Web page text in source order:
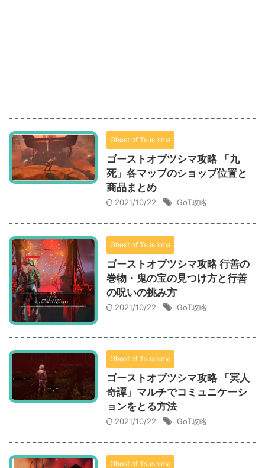
Ghost of Tsushima
ゴーストオブツシマ攻略 「九
死」各マップのショップ位置と
商品まとめ
2021/10/22 GoT攻略
Ghost of Tsushima
ゴーストオブツシマ攻略 行善の
巻物・鬼の宝の見つけ方と行善
の呪いの挑み方
2021/10/22 GoT攻略
Ghost of Tsushima
ゴーストオブツシマ攻略 「冥人
奇譚」マルチでコミュニケーシ
ョンをとる方法
2021/10/22 GoT攻略
Ghost of Tsushima